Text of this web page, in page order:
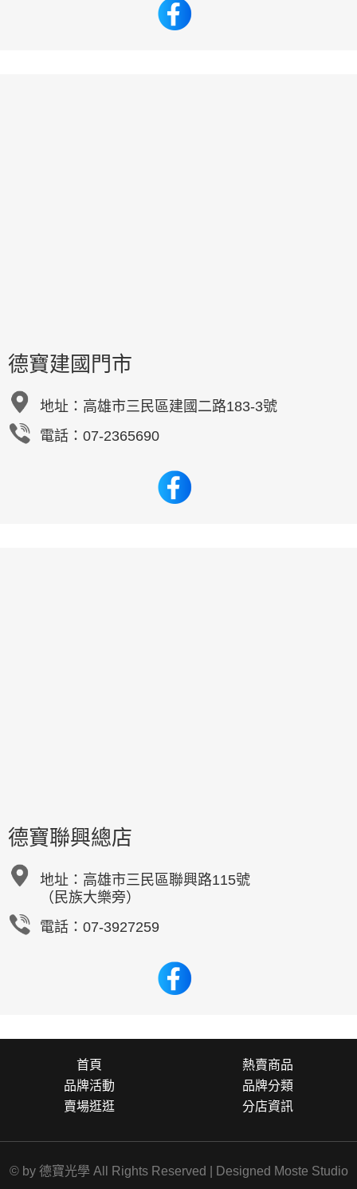
德寶建國門市
地址： 高雄市三民區建國二路183-3號
電話：07-2365690
德寶聯興總店
地址： 高雄市三民區聯興路115號
（民族大樂旁）
電話：07-3927259
首頁
熱賣商品
品牌活動
品牌分類
賣場逛逛
分店資訊
© by 德寶光學 All Rights Reserved | Designed Moste Studio